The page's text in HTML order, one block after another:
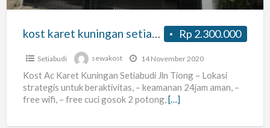
no
Rp 2.300.000
kost karet kuningan setiabudi jln tiong no 3
Setiabudi sewakost 14 November 2020
Kost Ac Karet Kuningan Setiabudi Jln Tiong – Lokasi
strategis untuk beraktivitas, – keamanan 24jam aman, –
free wifi, – free cuci gosok 2 potong, […]